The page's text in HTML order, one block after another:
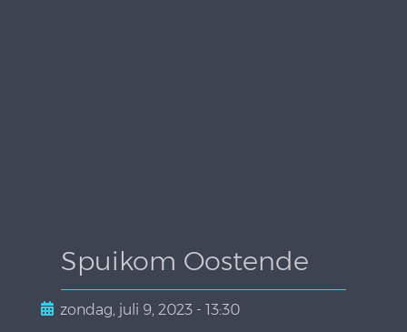
Spuikom Oostende
zondag, juli 9, 2023 - 13:30